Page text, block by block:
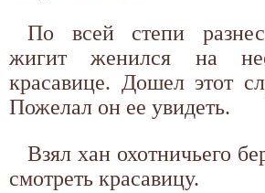
По всей степи
жигит женился на
красавице. Дошел этот
Пожелал он ее увидеть.
Взял хан охотничьего
смотреть красавицу.